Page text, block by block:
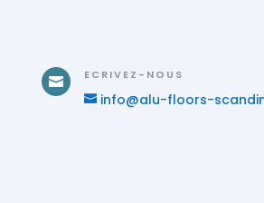
 ECRIVEZ-NOUS
info@alu-floors-